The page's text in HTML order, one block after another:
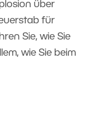
über
für
Sie, wie Sie
wie Sie beim